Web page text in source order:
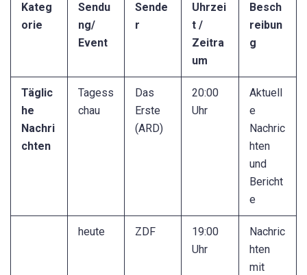
Kateg
orie
Sendu
ng/
Event
Sende
r
Uhrzei
t /
Zeitra
um
Besch
reibun
g
Täglic
he
Nachri
chten
Tagess
chau
Das
Erste
(ARD)
20:00
Uhr
Aktuell
e
Nachric
hten
und
Bericht
e
heute ZDF
19:00
Uhr
Nachric
hten
mit